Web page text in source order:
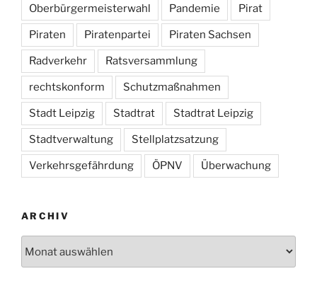
Oberbürgermeisterwahl Pandemie Pirat
Piraten Piratenpartei Piraten Sachsen
Radverkehr Ratsversammlung
rechtskonform Schutzmaßnahmen
Stadt Leipzig Stadtrat Stadtrat Leipzig
Stadtverwaltung Stellplatzsatzung
Verkehrsgefährdung ÖPNV Überwachung
ARCHIV